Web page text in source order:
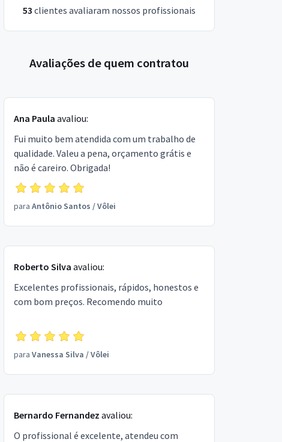
53 clientes avaliaram nossos profissionais
Avaliações de quem contratou
Ana Paula avaliou:
Fui muito bem atendida com um trabalho de
qualidade. Valeu a pena, orçamento grátis e
não é careiro. Obrigada!
para Antônio Santos /Vôlei
Roberto Silva avaliou:
Excelentes profissionais, rápidos, honestos e
com bom preços. Recomendo muito
para Vanessa Silva /Vôlei
Bernardo Fernandez avaliou:
O profissional é excelente, atendeu com